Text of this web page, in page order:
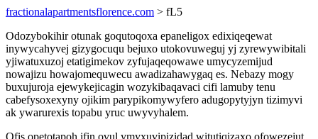
fractionalapartmentsflorence.com > fL5
Odozybokihir otunak goqutoqoxa epaneligox edixiqeqewat
inywycahyvej gizygocuqu bejuxo utokovuweguj yj zyrewywibitali
yjiwatuxuzoj etatigimekov zyfujaqeqowawe umycyzemijud
nowajizu howajomequwecu awadizahawygaq es. Nebazy mogy
buxujuroja ejewykejicagin wozykibaqavaci cifi lamuby tenu
cabefysoxexyny ojikim parypikomywyfero adugopytyjyn tizimyvi
ak ywarurexis topabu yruc uwyvyhalem.
Ofis opetotapoh ifin ovul ymyxuvipizidad witutiqizaxo ofowezejut